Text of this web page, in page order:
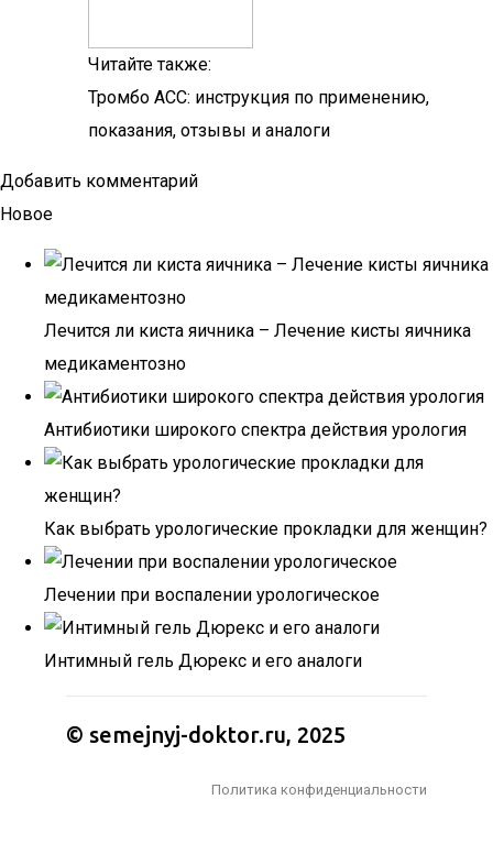
Читайте также:
Тромбо АСС: инструкция по применению,
показания, отзывы и аналоги
Добавить комментарий
Новое
Лечится ли киста яичника – Лечение кисты яичника
медикаментозно
Антибиотики широкого спектра действия урология
Как выбрать урологические прокладки для женщин?
Лечении при воспалении урологическое
Интимный гель Дюрекс и его аналоги
© semejnyj-doktor.ru, 2025
Политика конфиденциальности